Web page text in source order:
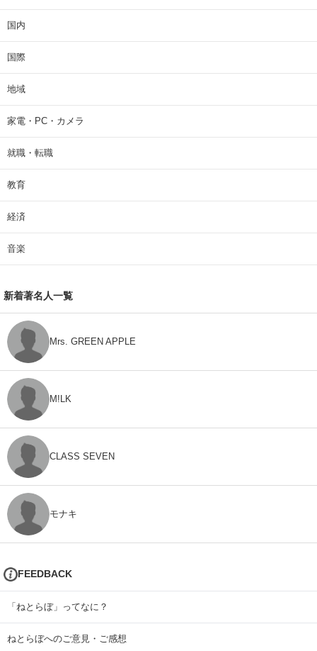
国内
国際
地域
家電・PC・カメラ
就職・転職
教育
経済
音楽
新着著名人一覧
Mrs. GREEN APPLE
M!LK
CLASS SEVEN
モナキ
FEEDBACK
「ねとらぼ」ってなに？
ねとらぼへのご意見・ご感想